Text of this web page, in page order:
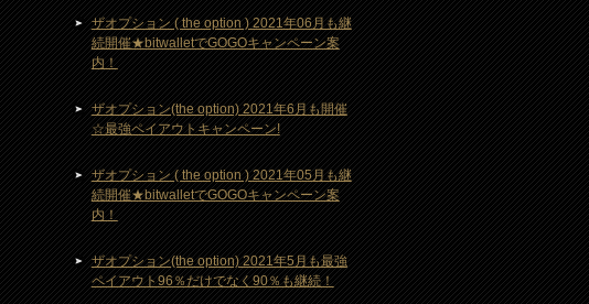
ザオプション ( the option ) 2021年06月も継
続開催★bitwalletでGOGOキャンペーン案
内！
ザオプション(the option) 2021年6月も開催
☆最強ペイアウトキャンペーン!
ザオプション ( the option ) 2021年05月も継
続開催★bitwalletでGOGOキャンペーン案
内！
ザオプション(the option) 2021年5月も最強
ペイアウト96％だけでなく90％も継続！